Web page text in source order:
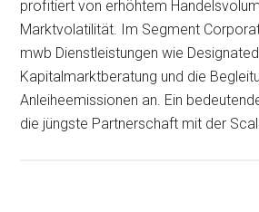
profitiert von erhöhtem
Marktvolatilität. Im Segment
mwb Dienstleistungen wie
Kapitalmarktberatung und die
Anleiheemissionen an. Ein
die jüngste Partnerschaft mit der